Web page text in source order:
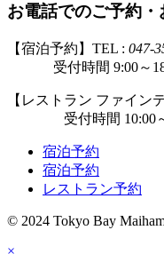
お電話でのご予約
【宿泊予約】TEL : 047-
受付時間 9:00～
【レストラン ファイン
受付時間 10:00～
宿泊予約
宿泊予約
レストラン予約
© 2024 Tokyo Bay
×